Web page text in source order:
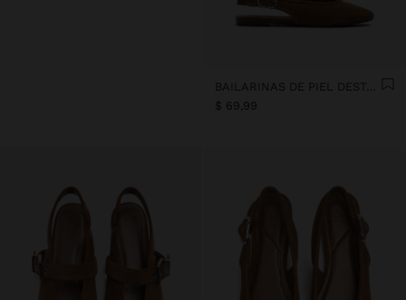
BAILARINAS DE PIEL DESTALONADAS
$ 69,99